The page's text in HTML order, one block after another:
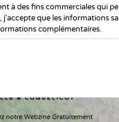
à des fins commerciales qui
que les informations
complémentaires.
notre Webzine Gratuitement